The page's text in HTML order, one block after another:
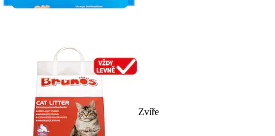
Zvíře